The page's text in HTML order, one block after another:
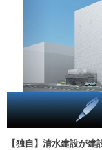
【独自】清水建設が